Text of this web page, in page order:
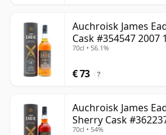
Auchroisk James
Cask #354547 2007
70cl • 56.1%
€ 73 ?
Auchroisk James
Sherry Cask
70cl • 54%